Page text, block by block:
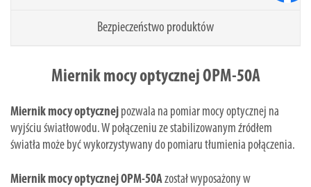
Bezpieczeństwo produktów
Miernik mocy optycznej OPM-50A
Miernik mocy optycznej pozwala na pomiar mocy optycznej na
wyjściu światłowodu. W połączeniu ze stabilizowanym źródłem
światła może być wykorzystywany do pomiaru tłumienia połączenia.
Miernik mocy optycznej OPM-50Azostał wyposażony w